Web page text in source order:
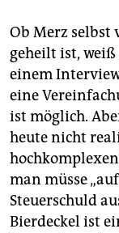
Ob Merz selbst
geheilt ist,
einem
eine
ist möglich.
heute nicht
man müsse
Steuerschuld
Bierdeckel ist